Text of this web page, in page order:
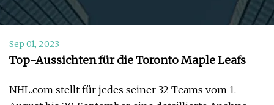
Sep 01, 2023
Top-Aussichten für die Toronto Maple Leafs
NHL.com stellt für jedes seiner 32 Teams vom 1.